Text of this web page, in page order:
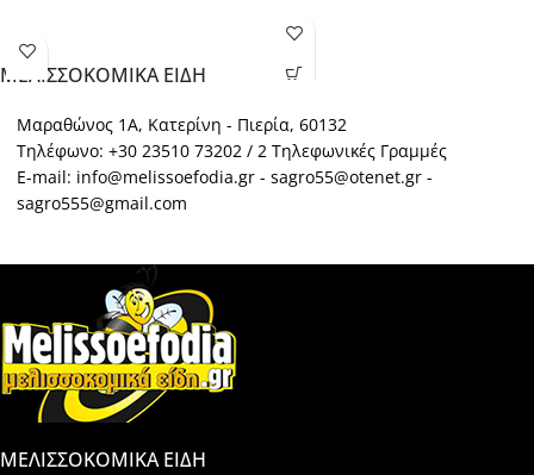
ΜΕΛΙΣΣΟΚΟΜΙΚΑ ΕΙΔΗ
Μαραθώνος 1Α, Κατερίνη - Πιερία, 60132
Τηλέφωνο: +30 23510 73202 / 2 Τηλεφωνικές Γραμμές
E-mail: info@melissoefodia.gr - sagro55@otenet.gr -
sagro555@gmail.com
ΜΕΛΙΣΣΟΚΟΜΙΚΑ ΕΙΔΗ